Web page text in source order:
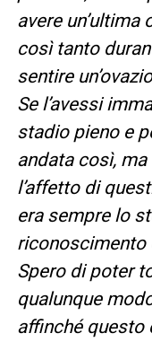
avere
così tanto
sentire
Se l’avessi
stadio pieno e
andata così,
l’affetto di
era sempre lo
riconoscimento
Spero di poter
qualunque
affinché questo